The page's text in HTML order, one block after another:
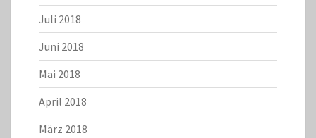
Juli 2018
Juni 2018
Mai 2018
April 2018
März 2018